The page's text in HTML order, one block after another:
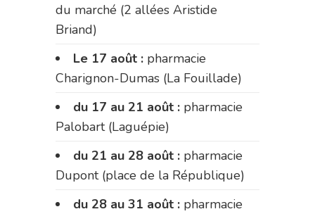
du marché (2 allées Aristide
Briand)
Le 17 août : pharmacie
Charignon-Dumas (La Fouillade)
du 17 au 21 août : pharmacie
Palobart (Laguépie)
du 21 au 28 août : pharmacie
Dupont (place de la République)
du 28 au 31 août : pharmacie